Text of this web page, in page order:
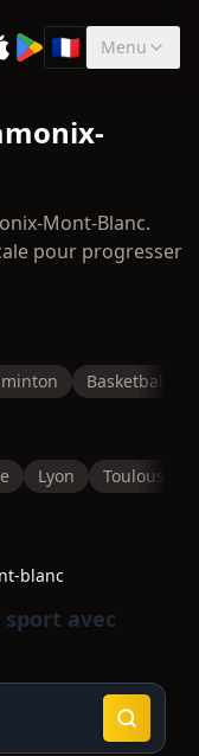
🇫🇷Sélectionner la
Menu
Mont-Blanc.
pour progresser
Basketball
Lyon Toulouse
blanc
avec